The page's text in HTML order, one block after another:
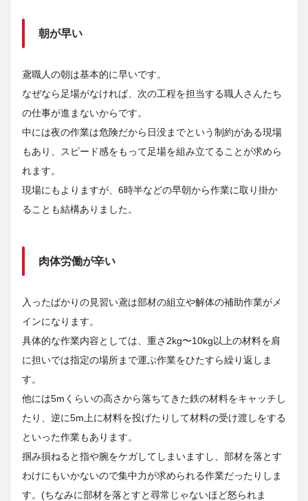
朝が早い
鳶職人の朝は基本的に早いです。
なぜなら足場がなければ、次の工程を担当する職人さんたち
の仕事が進まないからです。
中には夜の作業は危険だから日没までという制約がある現場
もあり、スピード感をもって足場を組み立てることが求めら
れます。
現場にもよりますが、6時半などの早朝から作業に取り掛か
ることも結構ありました。
肉体労働が辛い
入ったばかりの見習い鳶は部材の組立や解体の補助作業がメ
インになります。
具体的な作業内容としては、重さ2kg〜10kg以上の材料を肩
に担いでは指定の場所まで運ぶ作業をひたすら繰り返しま
す。
他には5mくらいの高さから落ちてきた鉄の材料をキャッチし
たり、逆に5m上に材料を投げたりして材料の受け渡しをする
といった作業もあります。
掴み損ねると指や腕をケガしてしまいますし、部材を落とす
わけにもいかないので集中力が求められる作業だったりしま
す。(ちなみに部材を落とすと尋常じゃないほど怒られま